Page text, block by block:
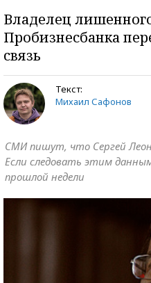
Владелец
Пробизнесбанка
связь
Текст:
Михаил Сафонов
СМИ пишут, что Сергей
Если следовать этим
прошлой недели